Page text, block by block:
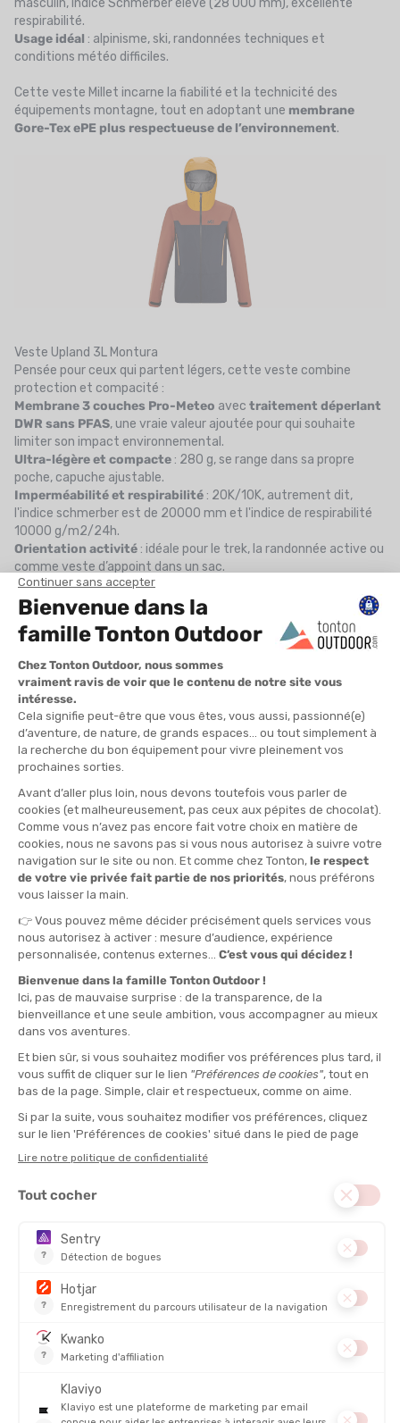
masculin, indice Schmerber élevé (28 000 mm), excellente
respirabilité.
Usage idéal : alpinisme, ski, randonnées techniques et
conditions météo difficiles.
Cette veste Millet incarne la fiabilité et la technicité des
équipements montagne, tout en adoptant une membrane
Gore-Tex ePE plus respectueuse de l’environnement.
Veste Upland 3L Montura
Pensée pour ceux qui partent légers, cette veste combine
protection et compacité :
Membrane 3 couches Pro-Meteo avec traitement déperlant
DWR sans PFAS, une vraie valeur ajoutée pour qui souhaite
limiter son impact environnemental.
Ultra-légère et compacte : 280 g, se range dans sa propre
poche, capuche ajustable.
Imperméabilité et respirabilité : 20K/10K, autrement dit,
l'indice schmerber est de 20000 mm et l'indice de respirabilité
10000 g/m2/24h.
Orientation activité : idéale pour le trek, la randonnée active ou
comme veste d’appoint dans un sac.
Elle est parfaite si vous privilégiez la légèreté, la protection
efficace et l’écoresponsabilité.
Veste Firewall Mountain RAB
Conçue pour les conditions musclées, cette veste est un
concentré de technicité :
MembranePertex Shield 3 couches
climats difficiles.
Indices d'imperméabilité et de respirabilité excellents
20000 mm/20000 g/m2/24h
Détails techniques: capuche ergonomique, zip étanche,
coutures scellées.
Usage robuste : particulièrement adaptée à l’alpinisme engagé,
Veste Beta Arc’teryx
Référence indétrônable dans le monde de l’outdoor :
Membrane Gore-Tex ePE 3 couches sans PFC
, etmatériaux
Design polyvalent
: coupe pensée pour l’escalade, le ski ou la
randonnée, avec des détails bien étudiés (poches, capuche,
: 375 g
Fiabilité éprouvée: solidité, durabilité et légèreté.